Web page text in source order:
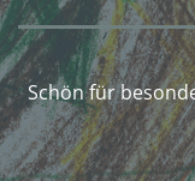
Schön für